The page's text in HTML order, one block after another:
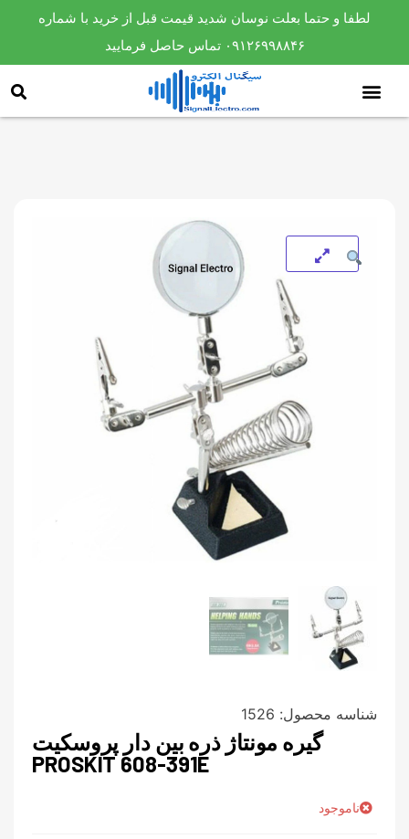
لطفا و حتما بعلت نوسان شدید قیمت قبل از خرید با شماره
۰۹۱۲۶۹۹۸۸۴۶ تماس حاصل فرمایید
شناسه محصول: 1526
گیره مونتاژ ذره بین دار پروسکیت
PROSKIT 608-391E
ناموجود